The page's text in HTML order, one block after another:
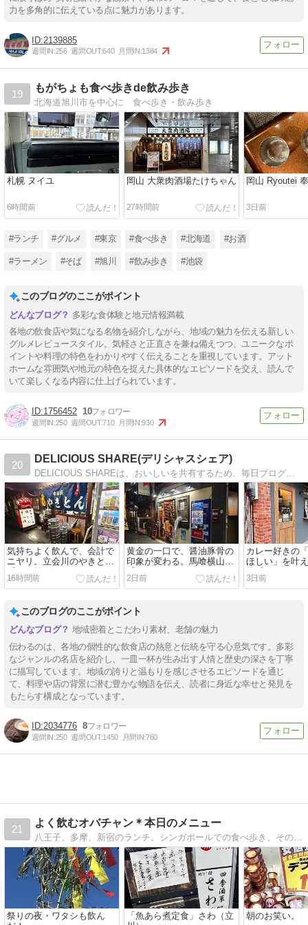
力を多角的に伝えている点に魅力があります。
2139885
週間IN:256 週間OUT:640 月間IN:1384
19
もがちょも食べ歩きde飲み歩き
北海道旭川市を中心に 食べ歩き・飲み歩き
札幌 ヌイユ
6時間前
岡山 大衆肉酒場たけちゃん
27時間前
岡山 Ryoutei
3日前
#ランチ #グルメ #東京 #食べ歩き #北海道 #お酒
#ラーメン #そば #旭川 #飲み歩き #池袋
このブログのここがポイント
多彩な食体験と地元情報満載
各地の飲食店や気になる名物を紹介しながら、地域の魅力を伝える新しい
グルメレビュースタイル。気軽さと正直さを兼ね備えつつ、ユニークなポ
イントや料理の特色をわかりやすく伝えることを重視しています。アット
ホームな雰囲気や地元の特色を捉えた具体的なエピソードを交え、読んで
いて楽しくなる内容に仕上げられています。
1756452 10
週間IN:250 週間OUT:710 月間IN:930
20
DELICIOUS SHARE(デリシャスシェア)
DELICIOUS SHAREは、おいしいを共有するため、毎日ブログでグルメ情報を配信してます。食べ歩き歴15年目で、本気で食べ歩いている人が、書いてます。
気持ちよく飲んで、会計で
ニヤリ。立会川のやきとん
『もつ焼 信』
16時間前
黄金の一口で、醤油豚骨の
印象が変わる。馬喰横山
『きんいろ』
2日前
カレー好きの
ほしい」を叶
田『ドンカリ』
3日前
このブログのここがポイント
地域密着とこだわり素材、老舗の魅力
伝わるのは、各地の個性的な飲食店の熱意と伝統を守る心意気です。多彩
なジャンルの名店を紹介し、一皿一杯が生み出す人情と歴史の深さを丁寧
に描写しています。地域の誇りと温もりを感じさせるエピソードを通じ
て、料理や店の背景に潜む豊かな物語を伝え、読者に身近な幸せと発見を
もたらす構成となっています。
2034776 8
週間IN:250 週間OUT:1450 月間IN:760
21
よく飲むオバチャン＊本日のメニュー
八王子、多摩、新宿のランチ。シンガポールでの食べ歩き、その他ときどきその他の海外旅行での飲食をアップしてます！！よく飲みます^^;。
祭りの夜・ワタシも飲ん
「魚あら煮定食」さわ（立
朝のお笑い。